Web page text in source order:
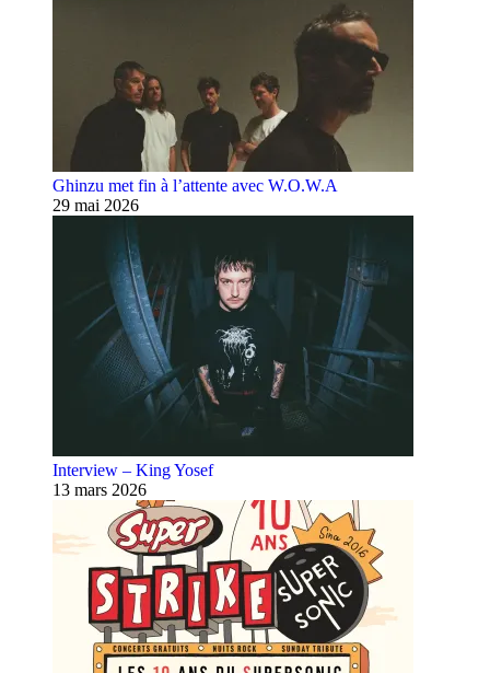
Ghinzu met fin à l’attente avec W.O.W.A
29 mai 2026
Interview – King Yosef
13 mars 2026